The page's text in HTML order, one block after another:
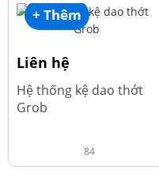
+ Thêm
Liên hệ
Hệ thống kệ dao thớt
Grob
84